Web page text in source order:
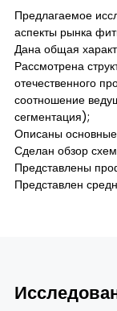
Предлагаемое
аспекты рынка
Дана общая
Рассмотрена
отечественного
соотношение
сегментация);
Описаны
Сделан обзор
Представлены
Представлен